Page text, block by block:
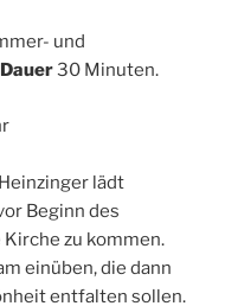
und
Dauer30 Minuten.
lädt
Beginn des
Kirche zu kommen.
einüben, die dann
entfalten sollen.